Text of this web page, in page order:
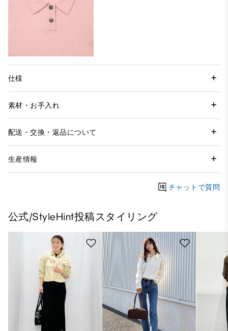
仕様
素材・お手入れ
配送・交換・返品について
生産情報
チャットで質問
公式/StyleHint投稿スタイリング